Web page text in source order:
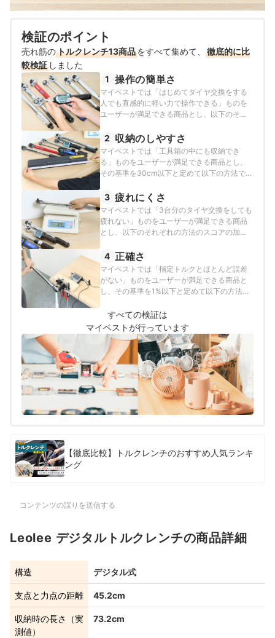
検証のポイント
売れ筋のトルクレンチ13商品をすべて集めて、
徹底的に比
較検証 しました
1 操作の簡単さ
マイベストでは「はじめてタイヤ交換をする
人でも直感的に軽い力で操作できる」ものを
ユーザーが満足できる商品とし、以下のそれ
をスコア化しました。
2 収納のしやすさ
マイベストでは「工具箱の中にも収納でき
る」ものをユーザーが満足できる商品とし、
その基準を30cm以下と定めて以下の方法で検
3 疲れにくさ
マイベストでは「3台分のタイヤ交換をしても
疲れない」ものをユーザーが満足できる商品
とし、以下のそれぞれの方法のスコアの加重
4 正確さ
マイベストでは「指定トルクとほとんど誤差
がない」ものをユーザーが満足できる商品と
し、その基準を1%以下と定めて以下の方法で
すべての検証は
マイベストが行っています
【徹底比較】トルクレンチのおすすめ人気ランキ
ング
コンテンツの誤りを送信する
Leolee デジタルトルクレンチの商品詳細
構造 デジタル式
支点と力点の距離 45.2cm
収納時の長さ（実
測値）
73.2cm